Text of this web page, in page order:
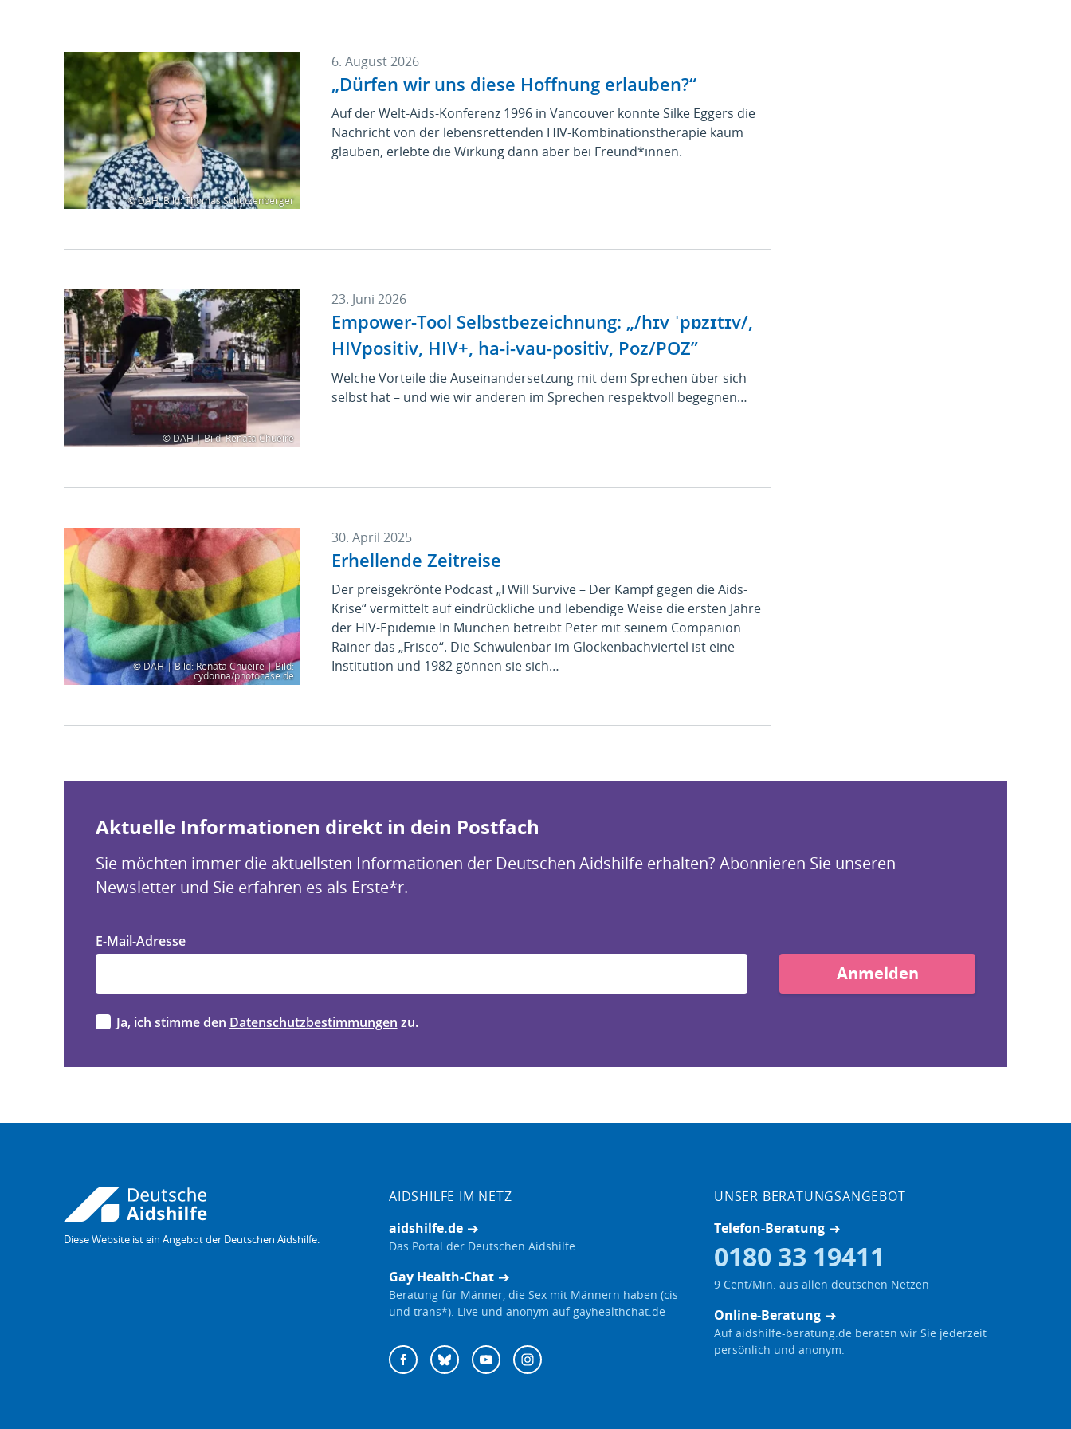
© DAH, Bild: Thomas Schützenberger
6. August 2026
„Dürfen wir uns diese Hoffnung erlauben?“
Auf der Welt-Aids-Konferenz 1996 in Vancouver konnte Silke Eggers die
Nachricht von der lebensrettenden HIV-Kombinationstherapie kaum
glauben, erlebte die Wirkung dann aber bei Freund*innen.
© DAH | Bild: Renata Chueire
23. Juni 2026
Empower-Tool Selbstbezeichnung: „/hɪv ˈpɒzɪtɪv/,
HIVpositiv, HIV+, ha-i-vau-positiv, Poz/POZ”
Welche Vorteile die Auseinandersetzung mit dem Sprechen über sich
selbst hat – und wie wir anderen im Sprechen respektvoll begegnen…
© DAH | Bild: Renata Chueire | Bild:
cydonna/photocase.de
30. April 2025
Erhellende Zeitreise
Der preisgekrönte Podcast „I Will Survive – Der Kampf gegen die Aids-
Krise“ vermittelt auf eindrückliche und lebendige Weise die ersten Jahre
der HIV-Epidemie In München betreibt Peter mit seinem Companion
Rainer das „Frisco“. Die Schwulenbar im Glockenbachviertel ist eine
Institution und 1982 gönnen sie sich…
Aktuelle Informationen direkt in dein Postfach
Sie möchten immer die aktuellsten Informationen der Deutschen Aidshilfe erhalten? Abonnieren Sie unseren
Newsletter und Sie erfahren es als Erste*r.
E-Mail-Adresse
Ja, ich stimme den Datenschutzbestimmungen zu.
Anmelden
Diese Website ist ein Angebot der Deutschen Aidshilfe.
AIDSHILFE IM NETZ
aidshilfe.de
Das Portal der Deutschen Aidshilfe
Gay Health-Chat
Beratung für Männer, die Sex mit Männern haben (cis
und trans*). Live und anonym auf gayhealthchat.de
Deutsche
Aidshilfe
FacebookBlueskyYouTubeInstagram
UNSER BERATUNGSANGEBOT
Telefon-Beratung
0180 33 19411
9 Cent/Min. aus allen deutschen Netzen
Online-Beratung
Auf aidshilfe-beratung.de beraten wir Sie jederzeit
persönlich und anonym.